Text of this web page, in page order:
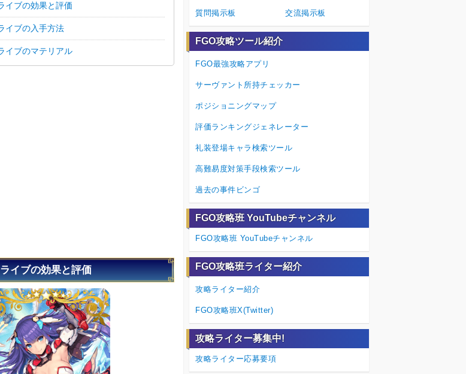
イブの効果と評価
イブの入手方法
イブのマテリアル
イブの効果と評価
質問掲示板 交流掲示板
FGO攻略ツール紹介
FGO最強攻略アプリ
サーヴァント所持チェッカー
ポジショニングマップ
評価ランキングジェネレーター
礼装登場キャラ検索ツール
高難易度対策手段検索ツール
過去の事件ビンゴ
FGO攻略班 YouTubeチャンネル
FGO攻略班 YouTubeチャンネル
FGO攻略班ライター紹介
攻略ライター紹介
FGO攻略班X(Twitter)
攻略ライター募集中!
攻略ライター応募要項